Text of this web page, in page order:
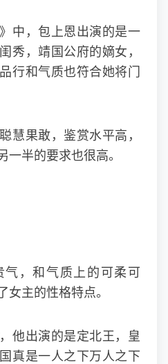
中，包上恩出演的是一
秀，靖国公府的嫡女，
行和气质也符合她将门
慧果敢，鉴赏水平高，
一半的要求也很高。
，和气质上的可柔可
女主的性格特点。
他出演的是定北王，皇
真是一人之下万人之下